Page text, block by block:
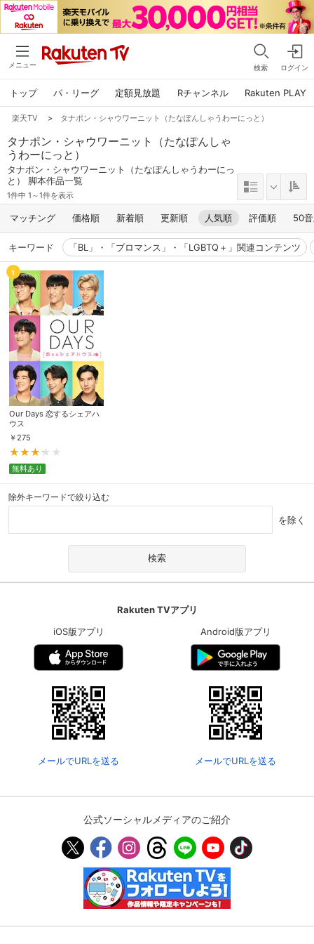
メニュー 検索 ログイン
トップ パ・リーグ 定額見放題 Rチャンネル Rakuten PLAY
楽天TV > タナポン・シャウワーニット（たなぽんしゃうわーにっと）
タナポン・シャウワーニット（たなぽんしゃ
うわーにっと）
タナポン・シャウワーニット（たなぽんしゃうわーにっ
と） 脚本作品一覧
1件中 1～1件を表示
マッチング 価格順 新着順 更新順 人気順 評価順 50
キーワード 「BL」・「ブロマンス」・「LGBTQ＋」関連コンテンツ
1
Our Days 恋するシェアハ
ウス
￥ 275
無料あり
除外キーワードで絞り込む
を除く
Rakuten TVアプリ
iOS版アプリ
メールでURLを送る
Android版アプリ
メールでURLを送る
公式ソーシャルメディアのご紹介